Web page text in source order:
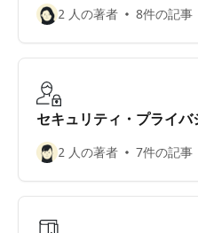
2 人の著者 8件の記事
セキュリティ・プライバ
2 人の著者 7件の記事